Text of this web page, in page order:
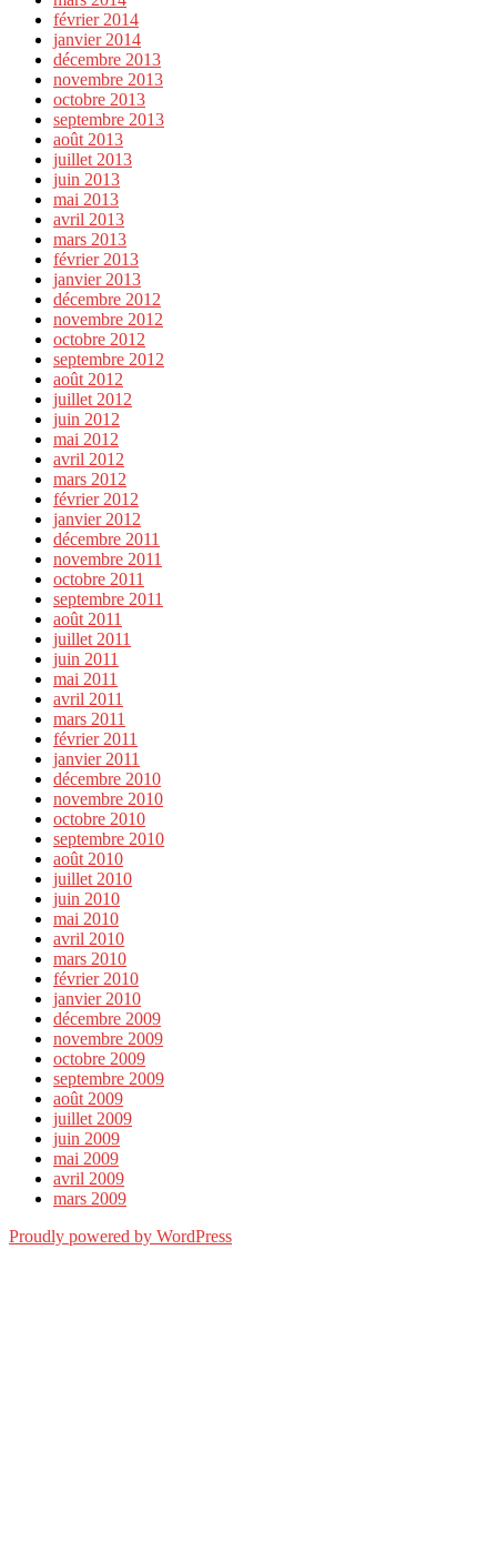
février 2014
janvier 2014
décembre 2013
novembre 2013
octobre 2013
septembre 2013
août 2013
juillet 2013
juin 2013
mai 2013
avril 2013
mars 2013
février 2013
janvier 2013
décembre 2012
novembre 2012
octobre 2012
septembre 2012
août 2012
juillet 2012
juin 2012
mai 2012
avril 2012
mars 2012
février 2012
janvier 2012
décembre 2011
novembre 2011
octobre 2011
septembre 2011
août 2011
juillet 2011
juin 2011
mai 2011
avril 2011
mars 2011
février 2011
janvier 2011
décembre 2010
novembre 2010
octobre 2010
septembre 2010
août 2010
juillet 2010
juin 2010
mai 2010
avril 2010
mars 2010
février 2010
janvier 2010
décembre 2009
novembre 2009
octobre 2009
septembre 2009
août 2009
juillet 2009
juin 2009
mai 2009
avril 2009
mars 2009
Proudly powered by WordPress